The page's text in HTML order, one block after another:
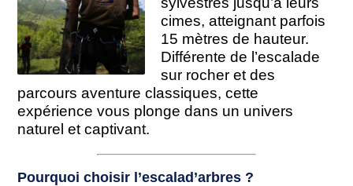
cimes, atteignant parfois
15 mètres de hauteur.
Différente de l’escalade
sur rocher et des
parcours aventure classiques, cette
expérience vous plonge dans un univers
naturel et captivant.
Pourquoi choisir l’escalad’arbres ?